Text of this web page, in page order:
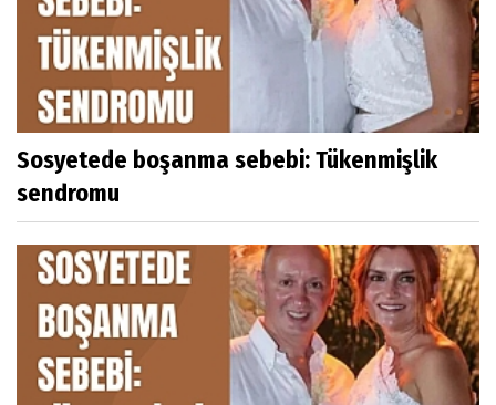
Sosyetede boşanma sebebi: Tükenmişlik
sendromu